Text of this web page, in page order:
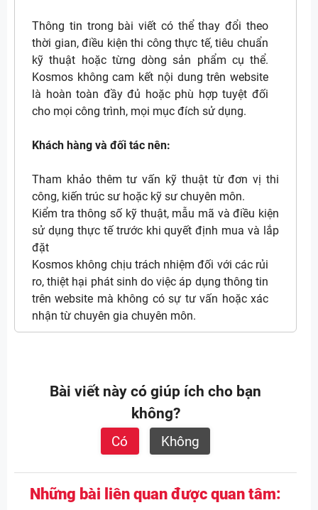
Thông tin trong bài viết có thể thay đổi theo
thời gian, điều kiện thi công thực tế, tiêu chuẩn
kỹ thuật hoặc từng dòng sản phẩm cụ thể.
Kosmos không cam kết nội dung trên website
là hoàn toàn đầy đủ hoặc phù hợp tuyệt đối
cho mọi công trình, mọi mục đích sử dụng.
Khách hàng và đối tác nên:
Tham khảo thêm tư vấn kỹ thuật từ đơn vị thi
công, kiến trúc sư hoặc kỹ sư chuyên môn.
Kiểm tra thông số kỹ thuật, mẫu mã và điều kiện
sử dụng thực tế trước khi quyết định mua và lắp
đặt
Kosmos không chịu trách nhiệm đối với các rủi
ro, thiệt hại phát sinh do việc áp dụng thông tin
trên website mà không có sự tư vấn hoặc xác
nhận từ chuyên gia chuyên môn.
Bài viết này có giúp ích cho bạn
không?
Có Không
Những bài liên quan được quan tâm: